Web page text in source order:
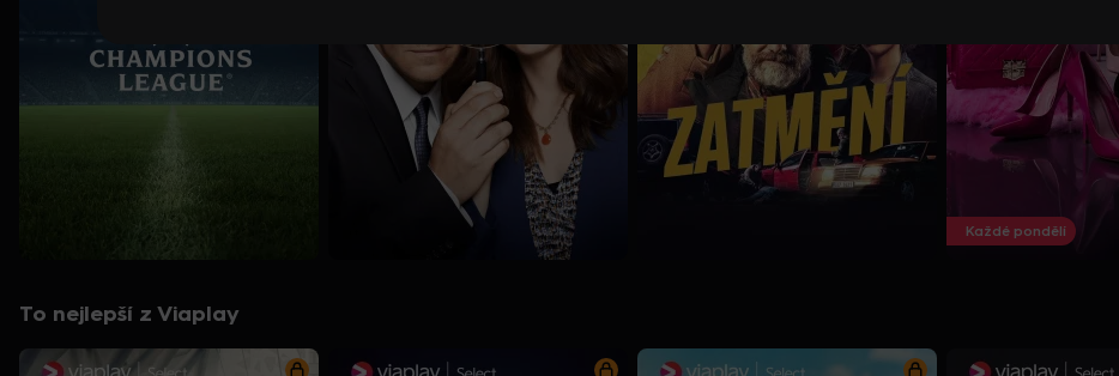
Každé pondělí
To nejlepší z Viaplay